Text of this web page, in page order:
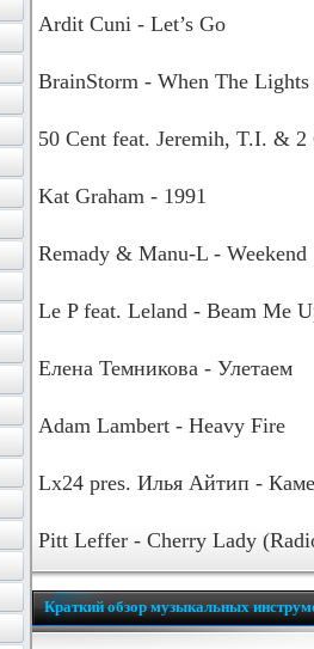
Ardit Cuni - Let’s Go
BrainStorm - When The
50 Cent feat. Jeremih, T.I. &
Kat Graham - 1991
Remady & Manu-L - Weekend
Le P feat. Leland - Beam Me
Елена Темникова - Улетаем
Adam Lambert - Heavy Fire
Lx24 pres. Илья Айтип -
Pitt Leffer - Cherry Lady
Краткий обзор музыкальных